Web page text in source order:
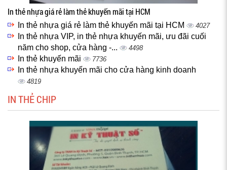
In thẻ nhựa giá rẻ làm thẻ khuyến mãi tại HCM
In thẻ nhựa giá rẻ làm thẻ khuyến mãi tại HCM 4027
In thẻ nhựa VIP, in thẻ nhựa khuyến mãi, ưu đãi cuối
năm cho shop, cửa hàng -...
4498
In thẻ khuyến mãi 7736
In thẻ nhựa khuyến mãi cho cửa hàng kinh doanh
4819
IN THẺ CHIP